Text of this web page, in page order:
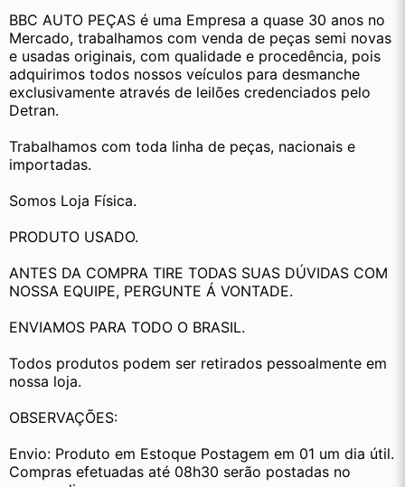
BBC AUTO PEÇAS é uma Empresa a quase 30 anos no
Mercado, trabalhamos com venda de peças semi novas
e usadas originais, com qualidade e procedência, pois
adquirimos todos nossos veículos para desmanche
exclusivamente através de leilões credenciados pelo
Detran.
Trabalhamos com toda linha de peças, nacionais e
importadas.
Somos Loja Física.
PRODUTO USADO.
ANTES DA COMPRA TIRE TODAS SUAS DÚVIDAS COM
NOSSA EQUIPE, PERGUNTE Á VONTADE.
ENVIAMOS PARA TODO O BRASIL.
Todos produtos podem ser retirados pessoalmente em
nossa loja.
OBSERVAÇÕES:
Envio: Produto em Estoque Postagem em 01 um dia útil.
Compras efetuadas até 08h30 serão postadas no